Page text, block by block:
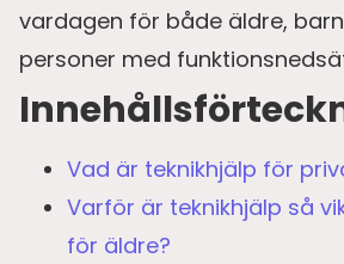
vardagen för både äldre,
personer med
Vad är teknikhjälp för
Varför är teknikhjälp så
för äldre?